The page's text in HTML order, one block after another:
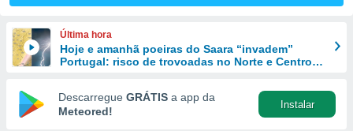
das
e
forma
digital
Última hora
Hoje e amanhã poeiras do Saara “invadem”
Portugal: risco de trovoadas no Norte e Centro
Descarregue GRÁTIS a app da
Meteored!
Instalar